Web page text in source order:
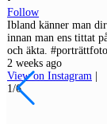
Follow
Ibland känner man
innan man ens tittat
och äkta.
2 weeks ago
View on Instagram
1/6